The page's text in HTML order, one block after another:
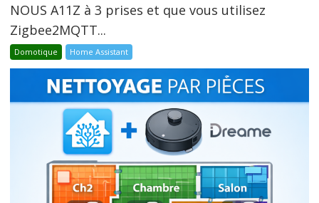
NOUS A11Z à 3 prises et que vous utilisez
Zigbee2MQTT...
Domotique Home Assistant